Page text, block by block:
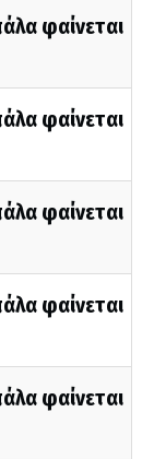
φαίνεται
φαίνεται
φαίνεται
φαίνεται
φαίνεται